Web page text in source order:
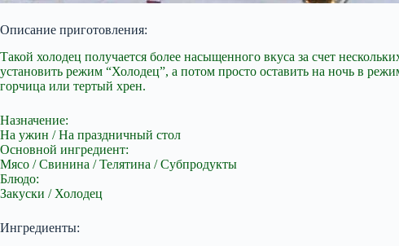
Описание приготовления:
Такой холодец получается более насыщенного вкуса за счет
установить режим “Холодец”, а потом просто оставить на ночь в
горчица или тертый хрен.
Назначение:
На ужин / На праздничный стол
Основной ингредиент:
Мясо / Свинина / Телятина / Субпродукты
Блюдо:
Закуски / Холодец
Ингредиенты: